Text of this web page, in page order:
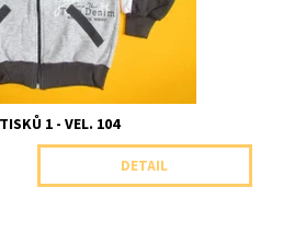
1 - VEL. 104
DETAIL